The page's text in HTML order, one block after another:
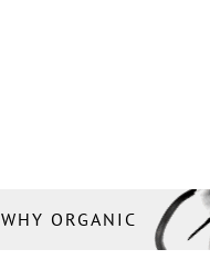
WHY ORGANIC